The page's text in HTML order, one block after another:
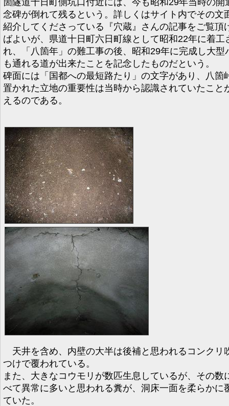
念碑が倒れて残るという。詳しくはサイト内でその文
紹介してくださっている『穴蔵』さんの記事をご覧頂
ばよいが、県道十日町六日町線として昭和22年に着工
れ、「八箇年」の難工事の後、昭和29年に完成し大型
も通れる道が出来たことを記念したものだという。
碑面には「国都への最短路たり」の文字があり、八箇
置かれた立地の重要性は当時から認識されていたこと
えるのである。
天井を含め、内壁の大半は後補と思われるコンクリ
つけで覆われている。
また、大きなコウモリが数匹生息しているが、その数
べて異常に多いと思われる糞が、洞床一面を柔らかに
ていた。